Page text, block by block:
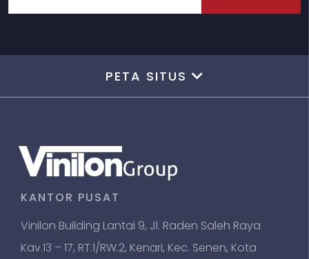
PETA SITUS
KANTOR PUSAT
Vinilon Building Lantai 9, Jl. Raden Saleh Raya
Kav.13 – 17, RT.1/RW.2, Kenari, Kec. Senen, Kota